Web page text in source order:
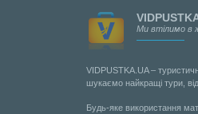
Ми втілимо в
VIDPUSTKA.UA –
шукаємо найкращі тури,
Будь-яке використання